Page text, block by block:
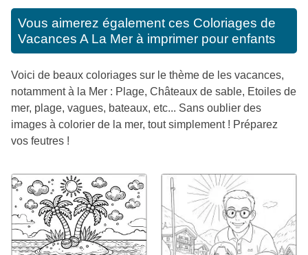
Vous aimerez également ces Coloriages de
Vacances A La Mer à imprimer pour enfants
Voici de beaux coloriages sur le thème de les vacances,
notamment à la Mer : Plage, Châteaux de sable, Etoiles de
mer, plage, vagues, bateaux, etc... Sans oublier des
images à colorier de la mer, tout simplement ! Préparez
vos feutres !